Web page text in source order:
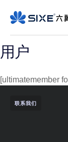
用户
[ultimatemember
联系我们